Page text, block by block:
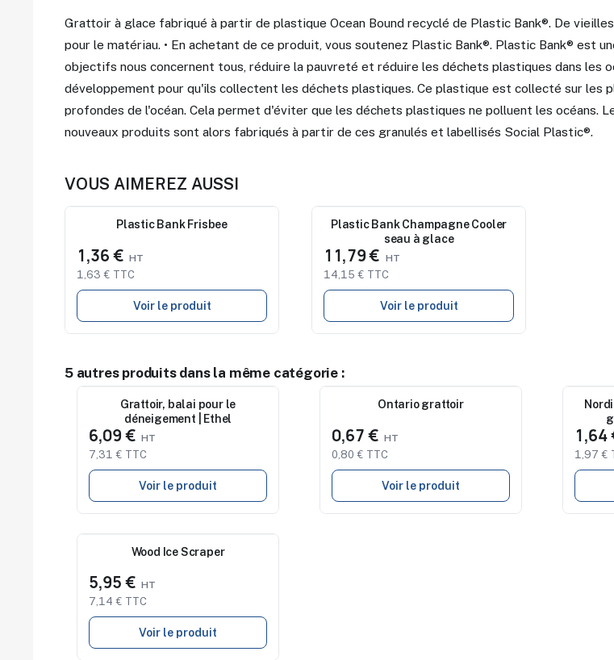
Grattoir à glace fabriqué à partir de plastique Ocean Bound recyclé de Plastic Bank®. De
pour le matériau. • En achetant de ce produit, vous soutenez Plastic Bank®. Plastic Bank® est
objectifs nous concernent tous, réduire la pauvreté et réduire les déchets plastiques dans les
développement pour qu'ils collectent les déchets plastiques. Ce plastique est collecté sur les
profondes de l'océan. Cela permet d'éviter que les déchets plastiques ne polluent les
nouveaux produits sont alors fabriqués à partir de ces granulés et labellisés Social Plastic®.
VOUS AIMEREZ AUSSI
NouveauPlastic Bank Frisbee
1,36 €
1,63 € TTC
Voir le produit
Nouveau
Plastic Bank Champagne Cooler
seau à glace
11,79 €
14,15 € TTC
Voir le produit
5 autres produits dans la même catégorie :
NouveauGrattoir, balai pour le
déneigement | Ethel
6,09 €
7,31 € TTC
Voir le produit
Ontario grattoir
0,67 €
0,80 € TTC
Voir le produit
1,64
1,97 €
NouveauWood Ice Scraper
5,95 €
7,14 € TTC
Voir le produit